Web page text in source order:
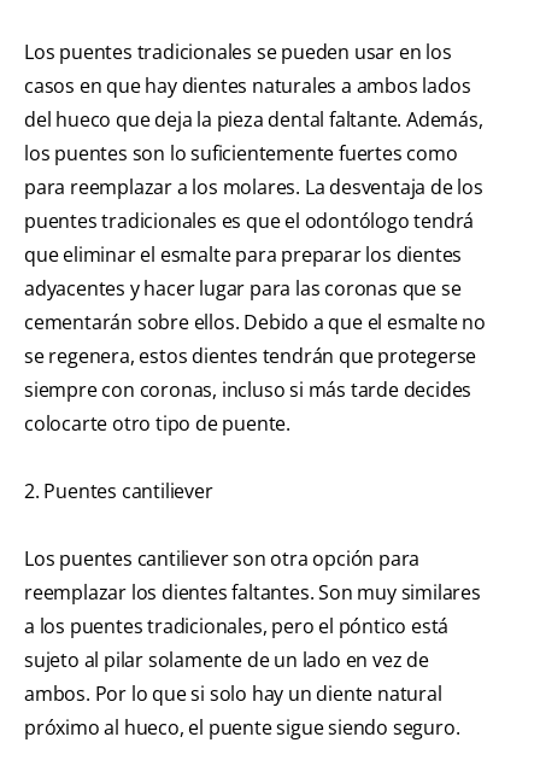
Los puentes tradicionales se pueden usar en los
casos en que hay dientes naturales a ambos lados
del hueco que deja la pieza dental faltante. Además,
los puentes son lo suficientemente fuertes como
para reemplazar a los molares. La desventaja de los
puentes tradicionales es que el odontólogo tendrá
que eliminar el esmalte para preparar los dientes
adyacentes y hacer lugar para las coronas que se
cementarán sobre ellos. Debido a que el esmalte no
se regenera, estos dientes tendrán que protegerse
siempre con coronas, incluso si más tarde decides
colocarte otro tipo de puente.
2. Puentes cantiliever
Los puentes cantiliever son otra opción para
reemplazar los dientes faltantes. Son muy similares
a los puentes tradicionales, pero el póntico está
sujeto al pilar solamente de un lado en vez de
ambos. Por lo que si solo hay un diente natural
próximo al hueco, el puente sigue siendo seguro.